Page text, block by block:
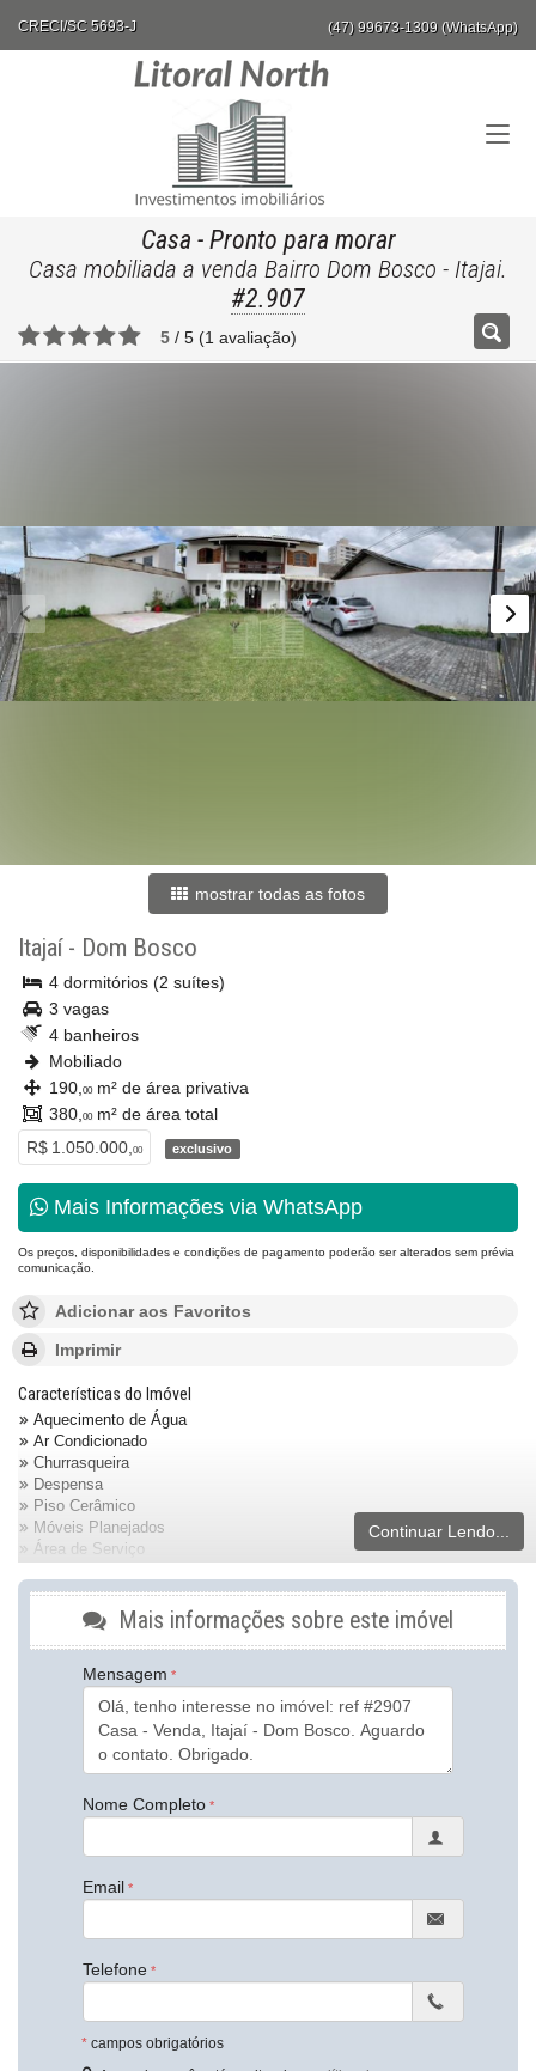
CRECI/SC 5693-J (47) 99673-1309 (WhatsApp)
Casa - Pronto para morar
Casa mobiliada a venda Bairro Dom Bosco - Itajai.
#2.907
5 / 5 (1 avaliação)
mostrar todas as fotos
Itajaí- Dom Bosco
4 dormitórios (2 suítes)
3 vagas
4 banheiros
Mobiliado
190, 00m² de área privativa
380, 00m² de área total
R$ 1.050.000, 00 exclusivo
Mais Informações via WhatsApp
Os preços, disponibilidades e condições de pagamento poderão ser alterados sem prévia
comunicação.
Adicionar aos Favoritos
Imprimir
Características do Imóvel
Aquecimento de Água
Ar Condicionado
Churrasqueira
Despensa
Piso Cerâmico
Móveis Planejados
Área de Serviço
Sala de Estar
Sala de Jantar
Banheiro Social
Características do Empreendimento
Portão Eletrônico
Endereço:
Rua Imbituba
Dom Bosco
Itajaí /SC
Continuar Lendo...
Mais informações sobre este imóvel
Mensagem
Nome Completo
Email
Telefone
* campos obrigatórios